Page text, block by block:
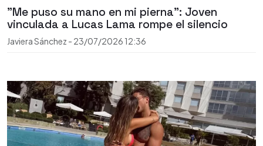
"Me puso su mano en mi pierna": Joven
vinculada a Lucas Lama rompe el silencio
Javiera Sánchez - 23/07/2026 12:36